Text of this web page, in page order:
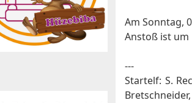
Am Sonntag,
Anstoß ist um
---
Startelf: S.